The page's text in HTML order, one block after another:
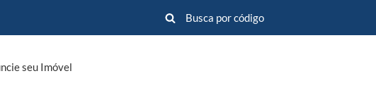
seu Imóvel